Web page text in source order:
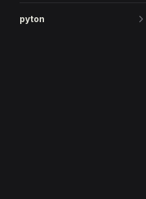
pyton